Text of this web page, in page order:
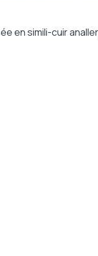
en simili-cuir